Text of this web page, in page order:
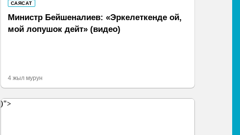
САЯСАТ
Министр Бейшеналиев: «Эркелеткенде ой,
мой лопушок дейт» (видео)
4 жыл мурун
)">